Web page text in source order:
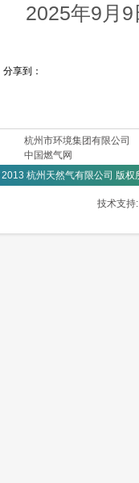
2025年9月9
分享到：
杭州市环境集团有限公司
中国燃气网
2013 杭州天然气有限公司 版权
技术支持: